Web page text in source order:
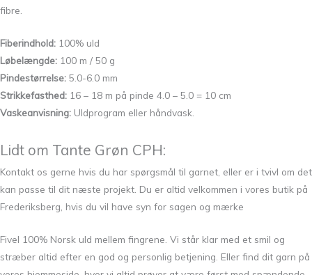
fibre.
Fiberindhold: 100% uld
Løbelængde: 100 m / 50 g
Pindestørrelse: 5.0-6.0 mm
Strikkefasthed: 16 – 18 m på pinde 4.0 – 5.0 = 10 cm
Vaskeanvisning: Uldprogram eller håndvask.
Lidt om Tante Grøn CPH:
Kontakt os gerne hvis du har spørgsmål til garnet, eller er i tvivl om det
kan passe til dit næste projekt. Du er altid velkommen i vores butik på
Frederiksberg, hvis du vil have syn for sagen og mærke
Fivel 100% Norsk uld mellem fingrene. Vi står klar med et smil og
stræber altid efter en god og personlig betjening. Eller find dit garn på